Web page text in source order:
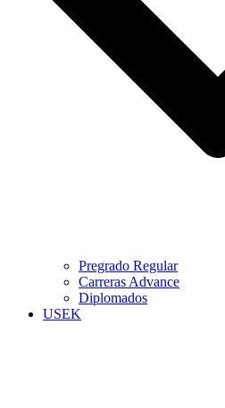
Pregrado Regular
Carreras Advance
Diplomados
USEK